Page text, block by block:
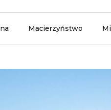
Macierzyństwo